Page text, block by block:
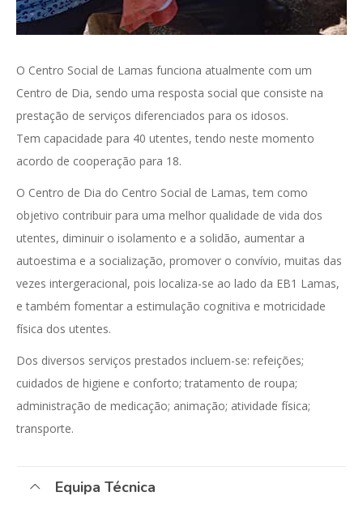
O Centro Social de Lamas funciona atualmente com um
Centro de Dia, sendo uma resposta social que consiste na
prestação de serviços diferenciados para os idosos.
Tem capacidade para 40 utentes, tendo neste momento
acordo de cooperação para 18.
O Centro de Dia do Centro Social de Lamas, tem como
objetivo contribuir para uma melhor qualidade de vida dos
utentes, diminuir o isolamento e a solidão, aumentar a
autoestima e a socialização, promover o convívio, muitas das
vezes intergeracional, pois localiza-se ao lado da EB1 Lamas,
e também fomentar a estimulação cognitiva e motricidade
física dos utentes.
Dos diversos serviços prestados incluem-se: refeições;
cuidados de higiene e conforto; tratamento de roupa;
administração de medicação; animação; atividade física;
transporte.
Equipa Técnica